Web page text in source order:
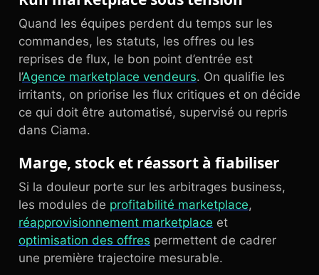
Quand les équipes perdent du temps sur les
commandes, les statuts, les offres ou les
reprises de flux, le bon point d’entrée est
l’Agence marketplace vendeurs. On qualifie les
irritants, on priorise les flux critiques et on décide
ce qui doit être automatisé, supervisé ou repris
dans Ciama.
Marge, stock et réassort à fiabiliser
Si la douleur porte sur les arbitrages business,
les modules de profitabilité marketplace,
réapprovisionnement marketplace et
optimisation des offres permettent de cadrer
une première trajectoire mesurable.